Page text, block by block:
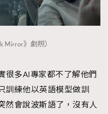
Mirror》劇照）
很多AI專家都不了解他們
訓練他以英語模型做訓
然會說波斯語了，沒有人